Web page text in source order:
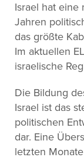
Israel hat eine
Jahren
das größte
Im aktuellen
israelische
Die Bildung
Israel ist das
politischen
dar. Eine
letzten